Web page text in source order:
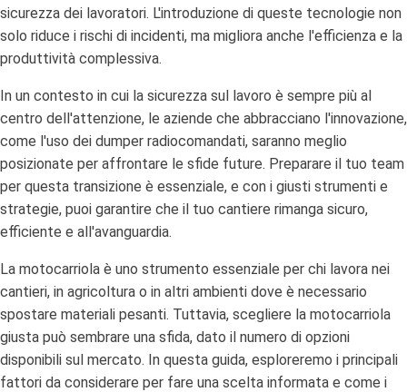
sicurezza dei lavoratori. L'introduzione di queste tecnologie non
solo riduce i rischi di incidenti, ma migliora anche l'efficienza e la
produttività complessiva.
In un contesto in cui la sicurezza sul lavoro è sempre più al
centro dell'attenzione, le aziende che abbracciano l'innovazione,
come l'uso dei dumper radiocomandati, saranno meglio
posizionate per affrontare le sfide future. Preparare il tuo team
per questa transizione è essenziale, e con i giusti strumenti e
strategie, puoi garantire che il tuo cantiere rimanga sicuro,
efficiente e all'avanguardia.
La motocarriola è uno strumento essenziale per chi lavora nei
cantieri, in agricoltura o in altri ambienti dove è necessario
spostare materiali pesanti. Tuttavia, scegliere la motocarriola
giusta può sembrare una sfida, dato il numero di opzioni
disponibili sul mercato. In questa guida, esploreremo i principali
fattori da considerare per fare una scelta informata e come i